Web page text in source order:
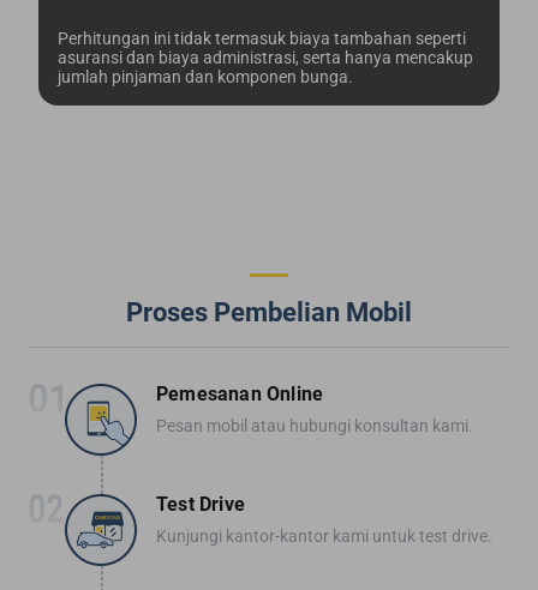
Perhitungan ini tidak termasuk biaya tambahan seperti
asuransi dan biaya administrasi, serta hanya mencakup
jumlah pinjaman dan komponen bunga.
Proses Pembelian Mobil
Pemesanan Online
Pesan mobil atau hubungi konsultan kami.
Test Drive
Kunjungi kantor-kantor kami untuk test drive.